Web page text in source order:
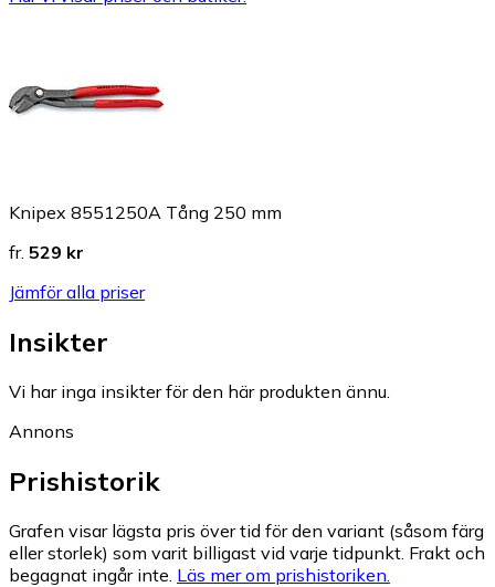
Knipex 8551250A Tång 250 mm
fr. 529 kr
Jämför alla priser
Insikter
Vi har inga insikter för den här produkten ännu.
Annons
Prishistorik
Grafen visar lägsta pris över tid för den variant (såsom färg
eller storlek) som varit billigast vid varje tidpunkt. Frakt och
begagnat ingår inte. Läs mer om prishistoriken.